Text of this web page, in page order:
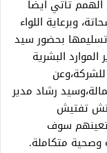
تأتي أيضا
وبرعاية اللواء
بحضور سيد
البشرية
رشاد مدير
تفتيش
سوف
وصحية متكاملة.